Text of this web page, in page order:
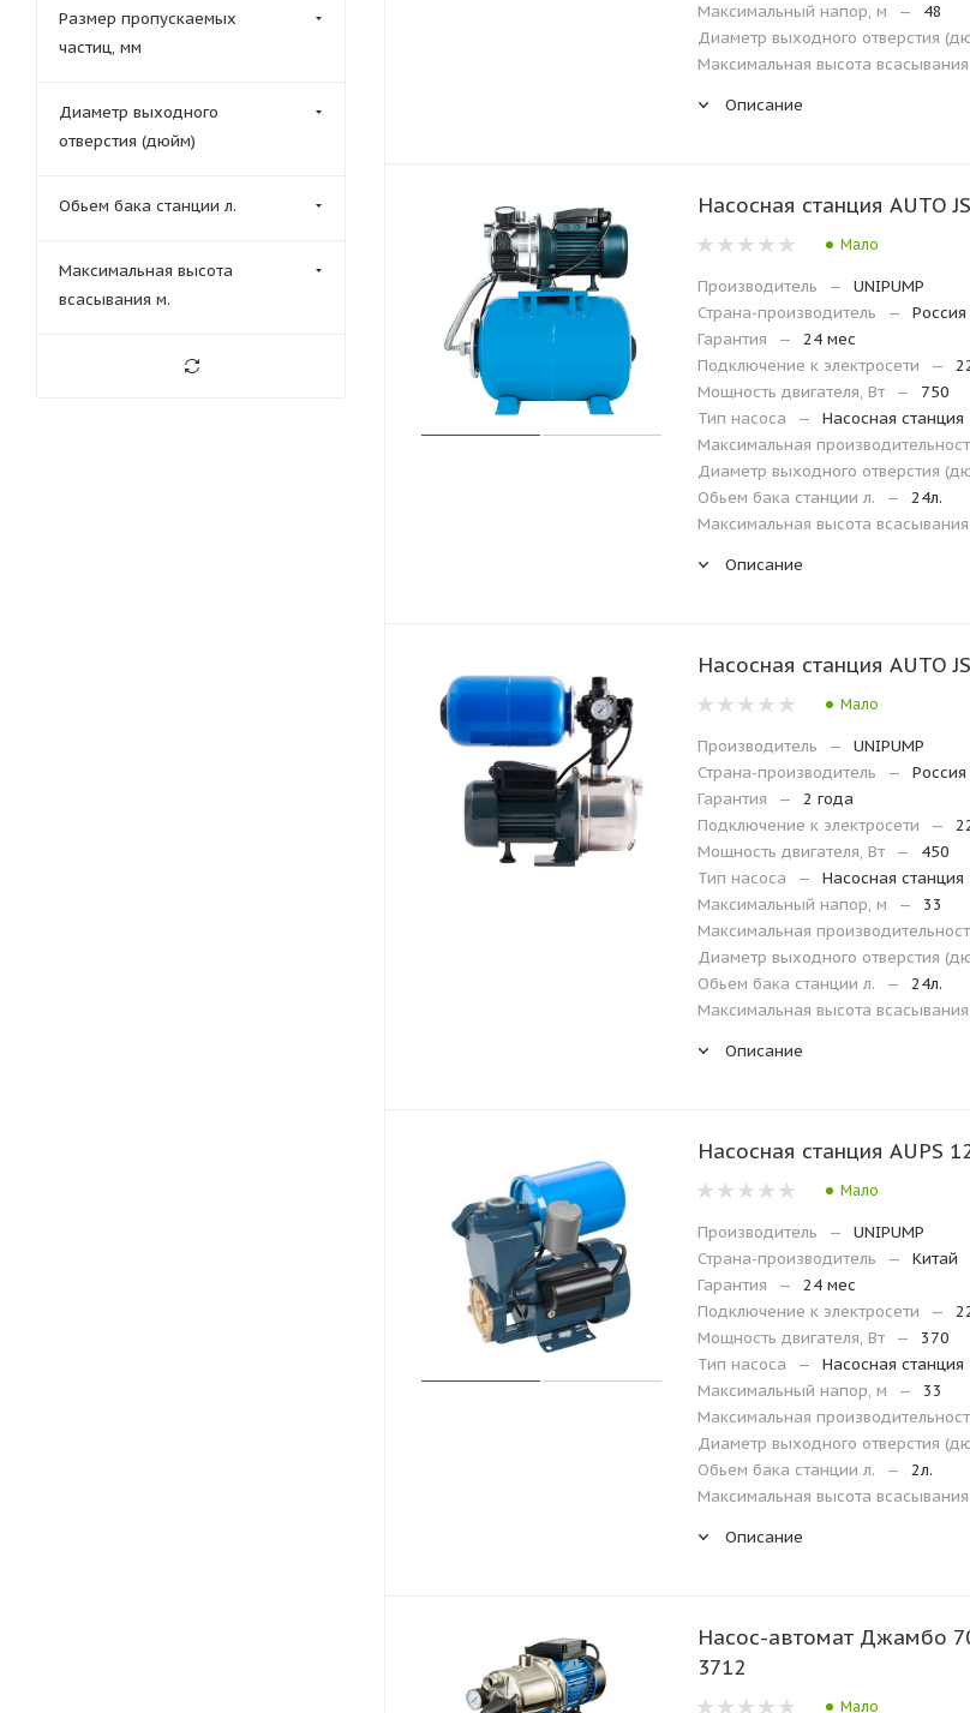
Максимальный напор, м
—
48
Диаметр выходного отверстия
Максимальная высота
Описание
Насосная станция AUTO
Мало
Производитель —
UNIPUMP
Страна-производитель
—
Россия
Гарантия
—
24 мес
Подключение к электросети
—
Мощность двигателя, Вт
—
750
Тип насоса
—
Насосная станция
Максимальная
Диаметр выходного отверстия
Обьем бака станции л.
—
24л.
Максимальная высота
Описание
Насосная станция AUTO
Мало
Производитель —
UNIPUMP
Страна-производитель
—
Россия
Гарантия
—
2 года
Подключение к электросети
—
Мощность двигателя, Вт
—
450
Тип насоса
—
Насосная станция
Максимальный напор, м
—
33
Максимальная
Диаметр выходного отверстия
Обьем бака станции л.
—
24л.
Максимальная высота
Описание
Насосная станция AUPS
Мало
Производитель —
UNIPUMP
Страна-производитель
—
Китай
Гарантия
—
24 мес
Подключение к электросети
—
Мощность двигателя, Вт
—
370
Тип насоса
—
Насосная станция
Максимальный напор, м
—
33
Максимальная
Диаметр выходного отверстия
Обьем бака станции л.
—
2л.
Максимальная высота
Описание
Насос-автомат Джамбо
3712
Мало
Размер пропускаемых
частиц, мм
Диаметр выходного
отверстия (дюйм)
Обьем бака станции л.
Максимальная высота
всасывания м.